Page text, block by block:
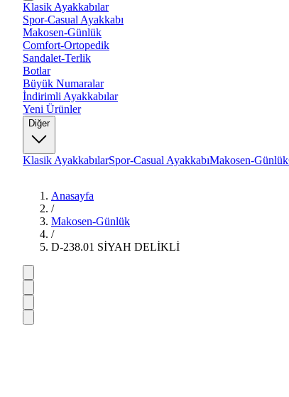
Klasik Ayakkabılar
Spor-Casual Ayakkabı
Makosen-Günlük
Comfort-Ortopedik
Sandalet-Terlik
Botlar
Büyük Numaralar
İndirimli Ayakkabılar
Yeni Ürünler
Diğer
Klasik AyakkabılarSpor-Casual AyakkabıMakosen-Günlük
Anasayfa
/
Makosen-Günlük
/
D-238.01 SİYAH DELİKLİ